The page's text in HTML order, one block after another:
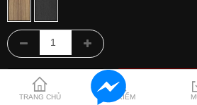
TRANG CHỦ TÌM KIẾM